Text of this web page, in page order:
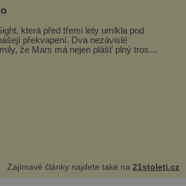
která před třemi lety umlkla pod
překvapení. Dva nezávislé
že Mars má nejen plášť plný trosek
Zajímavé články najdete také na21stoleti.cz